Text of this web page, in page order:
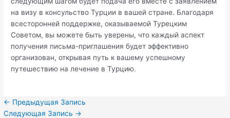
на визу в консульство Турции в вашей стране. Благодаря
всесторонней поддержке, оказываемой Турецким
Советом, вы можете быть уверены, что каждый аспект
получения письма-приглашения будет эффективно
организован, открывая путь к вашему успешному
путешествию на лечение в Турцию.
← Предыдущая Запись
Следующая Запись →